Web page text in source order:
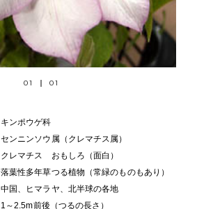
01 01
キンポウゲ科
センニンソウ属（クレマチス属）
クレマチス おもしろ（面白）
落葉性多年草つる植物（常緑のものもあり）
中国、ヒマラヤ、北半球の各地
1～2.5m前後（つるの長さ）